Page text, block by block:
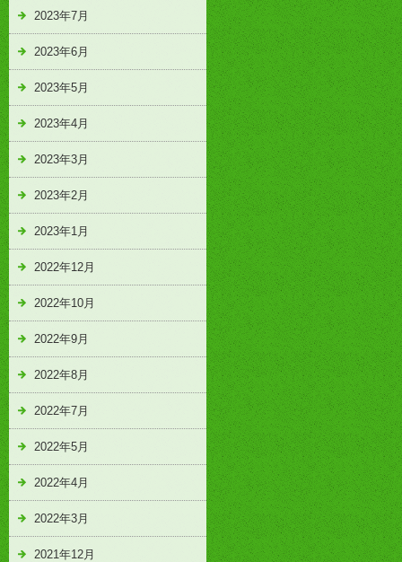
2023年7月
2023年6月
2023年5月
2023年4月
2023年3月
2023年2月
2023年1月
2022年12月
2022年10月
2022年9月
2022年8月
2022年7月
2022年5月
2022年4月
2022年3月
2021年12月